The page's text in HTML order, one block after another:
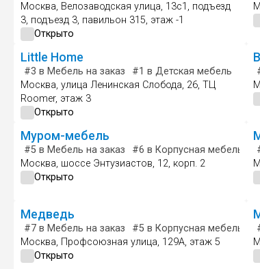
Москва, Велозаводская улица, 13с1, подъезд
3, подъезд 3, павильон 315, этаж -1
Открыто
Little Home
#3 в Мебель на заказ #1 в Детская мебель
Москва, улица Ленинская Слобода, 26, ТЦ
Roomer, этаж 3
Открыто
Муром-мебель
#5 в Мебель на заказ #6 в Корпусная мебель
Москва, шоссе Энтузиастов, 12, корп. 2
Открыто
Медведь
#7 в Мебель на заказ #5 в Корпусная мебель
Москва, Профсоюзная улица, 129А, этаж 5
Открыто